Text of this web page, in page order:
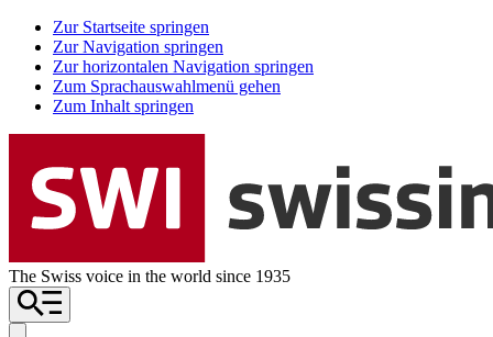
Zur Startseite springen
Zur Navigation springen
Zur horizontalen Navigation springen
Zum Sprachauswahlmenü gehen
Zum Inhalt springen
The Swiss voice in the world since 1935